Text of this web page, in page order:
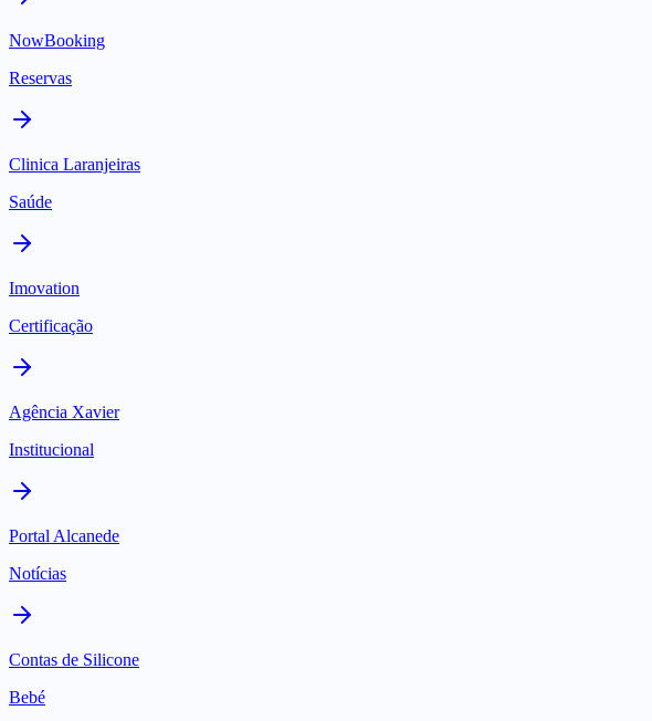
NowBooking
Reservas
Clinica Laranjeiras
Saúde
Imovation
Certificação
Agência Xavier
Institucional
Portal Alcanede
Notícias
Contas de Silicone
Bebé